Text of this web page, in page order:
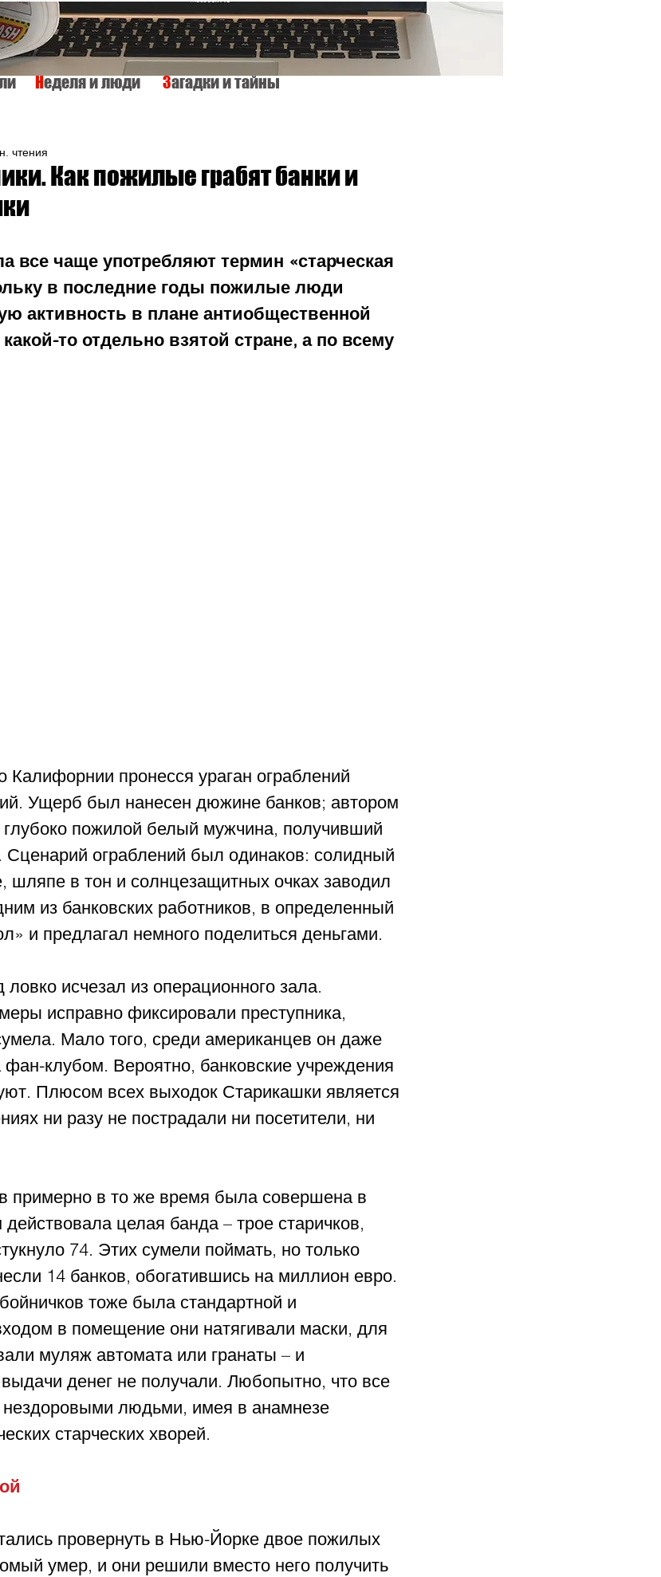
Неделя и людиЗагадки и тайны
Как пожилые грабят банки и
чтения
все чаще употребляют термин «старческая
в последние годы пожилые люди
активность в плане антиобщественной
то отдельно взятой стране, а по всему
Калифорнии пронесся ураган ограблений
Ущерб был нанесен дюжине банков; автором
глубоко пожилой белый мужчина, получивший
ограблений был одинаков: солидный
шляпе в тон и солнцезащитных очках заводил
из банковских работников, в определенный
и предлагал немного поделиться деньгами.
исчезал из операционного зала.
исправно фиксировали преступника,
Мало того, среди американцев он даже
фан-клубом. Вероятно, банковские учреждения
Плюсом всех выходок Старикашки является
ни разу не пострадали ни посетители, ни
примерно в то же время была совершена в
целая банда – трое старичков,
74. Этих сумели поймать, но только
14 банков, обогатившись на миллион евро.
тоже была стандартной и
в помещение они натягивали маски, для
муляж автомата или гранаты – и
денег не получали. Любопытно, что все
нездоровыми людьми, имея в анамнезе
старческих хворей.
провернуть в Нью-Йорке двое пожилых
умер, и они решили вместо него получить